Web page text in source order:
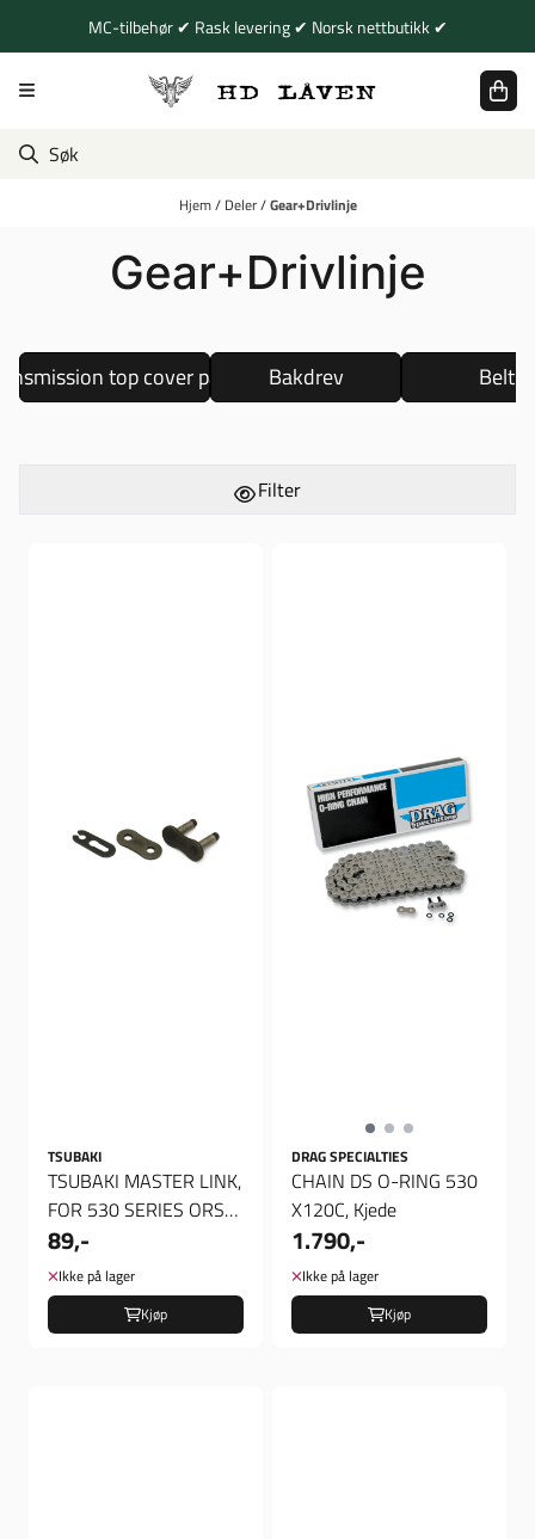
Hopp til innholdMC-tilbehør ✔ Rask levering ✔ Norsk nettbutikk ✔
Hjem/ Deler/Gear+Drivlinje
Gear+Drivlinje
top cover parts Bakdrev Belt
Filter
TSUBAKI
TSUBAKI MASTER LINK,
FOR 530 SERIES ORS
OMEGA CHAINS (CON.),
Kjede ...
89,-
Ikke på lager
Kjøp
DRAG SPECIALTIES
CHAIN DS O-RING 530
X120C, Kjede
1.790,-
Ikke på lager
Kjøp